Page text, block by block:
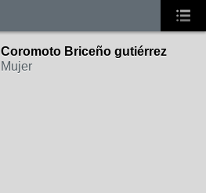
Coromoto Briceño gutiérrez
Mujer